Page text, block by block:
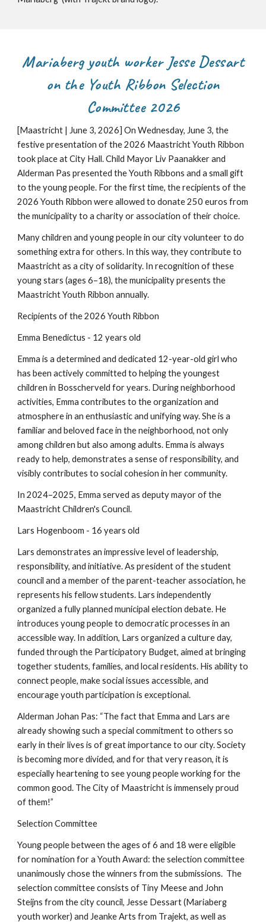
Mariaberg youth worker Jesse Dessart
on the Youth Ribbon Selection
Committee 2026
[Maastricht | June 3, 2026] On Wednesday, June 3, the
festive presentation of the 2026 Maastricht Youth Ribbon
took place at City Hall. Child Mayor Liv Paanakker and
Alderman Pas presented the Youth Ribbons and a small gift
to the young people. For the first time, the recipients of the
2026 Youth Ribbon were allowed to donate 250 euros from
the municipality to a charity or association of their choice.
Many children and young people in our city volunteer to do
something extra for others. In this way, they contribute to
Maastricht as a city of solidarity. In recognition of these
young stars (ages 6–18), the municipality presents the
Maastricht Youth Ribbon annually.
Recipients of the 2026 Youth Ribbon
Emma Benedictus - 12 years old
Emma is a determined and dedicated 12-year-old girl who
has been actively committed to helping the youngest
children in Bosscherveld for years. During neighborhood
activities, Emma contributes to the organization and
atmosphere in an enthusiastic and unifying way. She is a
familiar and beloved face in the neighborhood, not only
among children but also among adults. Emma is always
ready to help, demonstrates a sense of responsibility, and
visibly contributes to social cohesion in her community.
In 2024–2025, Emma served as deputy mayor of the
Maastricht Children's Council.
Lars Hogenboom - 16 years old
Lars demonstrates an impressive level of leadership,
responsibility, and initiative. As president of the student
council and a member of the parent-teacher association, he
represents his fellow students. Lars independently
organized a fully planned municipal election debate. He
introduces young people to democratic processes in an
accessible way. In addition, Lars organized a culture day,
funded through the Participatory Budget, aimed at bringing
together students, families, and local residents. His ability to
connect people, make social issues accessible, and
encourage youth participation is exceptional.
Alderman Johan Pas: “The fact that Emma and Lars are
already showing such a special commitment to others so
early in their lives is of great importance to our city. Society
is becoming more divided, and for that very reason, it is
especially heartening to see young people working for the
common good. The City of Maastricht is immensely proud
of them!”
Selection Committee
Young people between the ages of 6 and 18 were eligible
for nomination for a Youth Award: the selection committee
unanimously chose the winners from the submissions. The
selection committee consists of Tiny Meese and John
Steijns from the city council, Jesse Dessart (Mariaberg
youth worker) and Jeanke Arts from Trajekt, as well as